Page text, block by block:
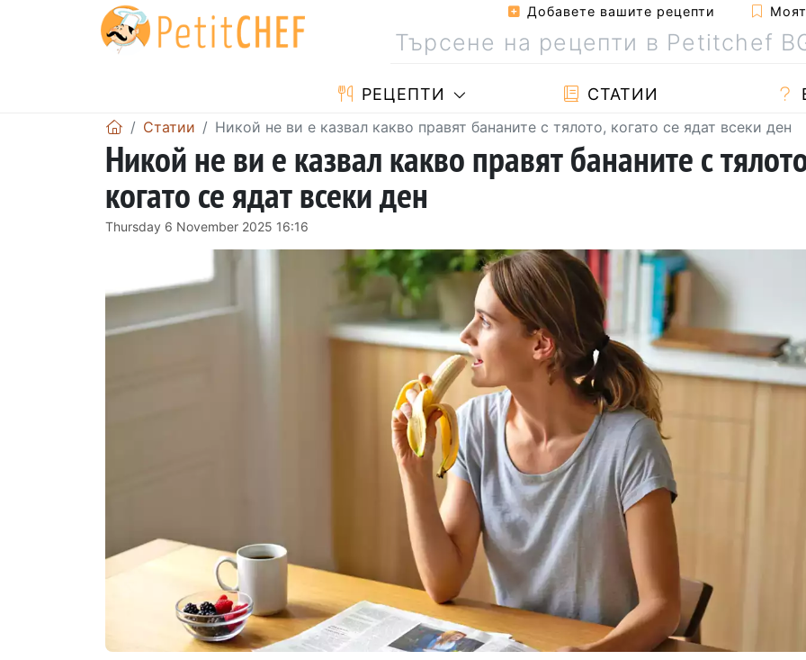
Добавете вашите рецепти
РЕЦЕПТИ СТАТИИ
Статии Никой не ви е казвал какво правят бананите с тялото, когато се ядат всеки ден
Никой не ви е казвал какво правят бананите с
когато се ядат всеки ден
Thursday 6 November 2025 16:16